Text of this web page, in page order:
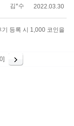
김*수 2022.03.30
등록 시 1,000 코인을